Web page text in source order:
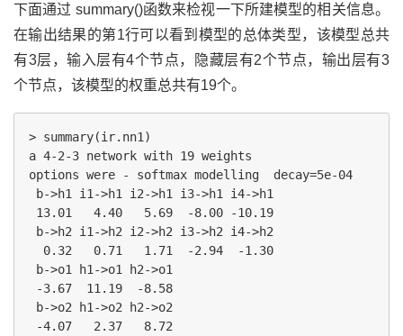
下面通过 summary()函数来检视一下所建模型的相关信息。
在输出结果的第1行可以看到模型的总体类型，该模型总共
有3层，输入层有4个节点，隐藏层有2个节点，输出层有3
个节点，该模型的权重总共有19个。
> summary(ir.nn1)
a 4-2-3 network with 19 weights
options were - softmax modelling  decay=5e-04
b->h1 i1->h1 i2->h1 i3->h1 i4->h1
13.01   4.40   5.69  -8.00 -10.19
b->h2 i1->h2 i2->h2 i3->h2 i4->h2
  0.32   0.71   1.71  -2.94  -1.30
b->o1 h1->o1 h2->o1
-3.67  11.19  -8.58
b->o2 h1->o2 h2->o2
-4.07   2.37   8.72